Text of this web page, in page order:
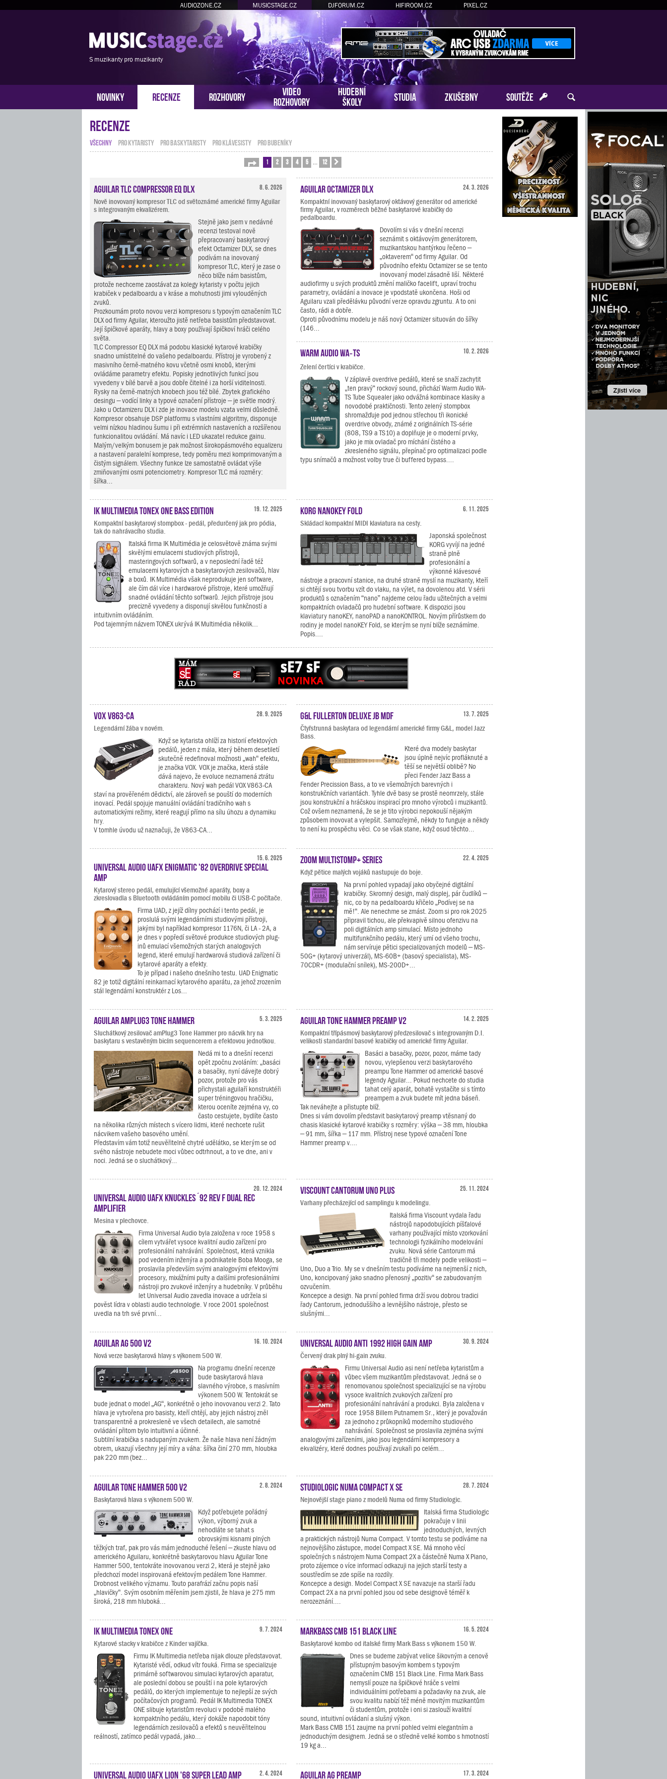
AUDIOZONE.CZ MUSICSTAGE.CZ DJFORUM.CZ HIFIROOM.CZ PIXEL.CZ
S muzikanty pro muzikanty
NOVINKY RECENZE ROZHOVORY
VIDEO
ROZHOVORY
HUDEBNÍ
ŠKOLY
STUDIA ZKUŠEBNY SOUTĚŽE
Recenze
VŠECHNY PRO KYTARISTY PRO BASKYTARISTY PRO KLÁVESISTY PRO BUBENÍKY
Stránka 1z 12
1 2 3 4 5 12
8. 6. 2026
Aguilar TLC Compressor EQ DLX
Nově inovovaný kompresor TLC od světoznámé americké firmy Aguilar
s integrovaným ekvalizérem.
Stejně jako jsem v nedávné
recenzi testoval nově
přepracovaný baskytarový
efekt Octamizer DLX, se dnes
podívám na inovovaný
kompresor TLC, který je zase o
něco blíže nám basistům,
protože nechceme zaostávat za kolegy kytaristy v počtu jejich
krabiček v pedalboardu a v kráse a mohutnosti jimi vylouděných
zvuků.
Prozkoumám proto novou verzi kompresoru s typovým označením TLC
DLX od firmy Aguilar, kteroužto jistě netřeba basistům představovat.
Její špičkové aparáty, hlavy a boxy používají špičkoví hráči celého
světa.
TLC Compressor EQ DLX má podobu klasické kytarové krabičky
snadno umístitelné do vašeho pedalboardu. Přístroj je vyrobený z
masivního černě-matného kovu včetně osmi knobů, kterými
ovládáme parametry efektu. Popisky jednotlivých funkcí jsou
vyvedeny v bílé barvě a jsou dobře čitelné i za horší viditelnosti.
Rysky na černě-matných knobech jsou též bílé. Zbytek grafického
desingu – vodící linky a typové označení přístroje – je světle modrý.
Jako u Octamizeru DLX i zde je inovace modelu vzata velmi důsledně.
Kompresor obsahuje DSP platformu s vlastními algoritmy, disponuje
velmi nízkou hladinou šumu i při extrémních nastaveních a rozšířenou
funkcionalitou ovládání. Má navíc i LED ukazatel redukce gainu.
Malým/velkým bonusem je pak možnost širokopásmového equalizeru
a nastavení paralelní komprese, tedy poměru mezi komprimovaným a
čistým signálem. Všechny funkce lze samostatně ovládat výše
zmiňovanými osmi potenciometry. Kompresor TLC má rozměry:
šířka...
24. 3. 2026
Aguilar Octamizer DLX
Kompaktní inovovaný baskytarový oktávový generátor od americké
firmy Aguilar, v rozměrech běžné baskytarové krabičky do
pedalboardu.
Dovolím si vás v dnešní recenzi
seznámit s oktávovým generátorem,
muzikantskou hantýrkou řečeno –
„oktaverem“ od firmy Aguilar. Od
původního efektu Octamizer se se tento
inovovaný model zásadně liší. Některé
audiofirmy u svých produktů změní maličko facelift, upraví trochu
parametry, ovládání a inovace je vpodstatě ukončena. Hoši od
Aguilaru vzali předělávku původní verze opravdu zgruntu. A to oni
často, rádi a dobře.
Oproti původnímu modelu je náš nový Octamizer situován do šířky
(146...
10. 2. 2026
Warm Audio WA‑TS
Zelení čertíci v krabičce.
V záplavě overdrive pedálů, které se snaží zachytit
„ten pravý“ rockový sound, přichází Warm Audio WA-
TS Tube Squealer jako odvážná kombinace klasiky a
novodobé praktičnosti. Tento zelený stompbox
shromažďuje pod jednou střechou tři ikonické
overdrive obvody, známé z originálních TS-série
(808, TS9 a TS10) a doplňuje je o moderní prvky,
jako je mix ovladač pro míchání čistého a
zkresleného signálu, přepínač pro optimalizaci podle
typu snímačů a možnost volby true či buffered bypass....
19. 12. 2025
IK Multimedia TONEX ONE Bass Edition
Kompaktní baskytarový stompbox - pedál, předurčený jak pro pódia,
tak do nahrávacího studia.
Italská firma IK Multimédia je celosvětově známa svými
skvělými emulacemi studiových přístrojů,
masteringových softwarů, a v neposlední řadě též
emulacemi kytarových a baskytarových zesilovačů, hlav
a boxů. IK Multimédia však neprodukuje jen software,
ale čím dál více i hardwarové přístroje, které umožňují
snadné ovládání těchto softwarů. Jejich přístroje jsou
precizně vyvedeny a disponují skvělou funkčností a
intuitivním ovládáním.
Pod tajemným názvem TONEX ukrývá IK Multimédia několik...
6. 11. 2025
KORG nanoKEY Fold
Skládací kompaktní MIDI klaviatura na cesty.
Japonská společnost
KORG vyvíjí na jedné
straně plně
profesionální a
výkonné klávesové
nástroje a pracovní stanice, na druhé straně myslí na muzikanty, kteří
si chtějí svou tvorbu vzít do vlaku, na výlet, na dovolenou atd. V sérii
produktů s označením “nano” najdeme celou řadu užitečných a velmi
kompaktních ovladačů pro hudební software. K dispozici jsou
klaviatury nanoKEY, nanoPAD a nanoKONTROL. Novým přírůstkem do
rodiny je model nanoKEY Fold, se kterým se nyní blíže seznámíme.
Popis....
28. 9. 2025
VOX V863-CA
Legendární žába v novém.
Když se kytarista ohlíží za historií efektových
pedálů, jeden z mála, který během desetiletí
skutečně redefinoval možnosti „wah“ efektu,
je značka VOX. VOX je značka, která stále
dává najevo, že evoluce neznamená ztrátu
charakteru. Nový wah pedál VOX V863-CA
staví na prověřeném dědictví, ale zároveň se pouští do moderních
inovací. Pedál spojuje manuální ovládání tradičního wah s
automatickými režimy, které reagují přímo na sílu úhozu a dynamiku
hry.
V tomhle úvodu už naznačuji, že V863-CA...
13. 7. 2025
G&L Fullerton Deluxe JB MDF
Čtyřstrunná baskytara od legendární americké firmy G&L, model Jazz
Bass.
Které dva modely baskytar
jsou úplně nejvíc profláknuté a
těší se největší oblibě? No
přeci Fender Jazz Bass a
Fender Precission Bass, a to ve všemožných barevných i
konstrukčních variantách. Tyhle dvě basy se prostě neomrzely, stále
jsou konstrukční a hráčskou inspirací pro mnoho výrobců i muzikantů.
Což ovšem neznamená, že se je tito výrobci nepokouší nějakým
způsobem inovovat a vylepšit. Samozřejmě, někdy to funguje a někdy
to není ku prospěchu věci. Co se však stane, když osud těchto...
15. 6. 2025
Universal Audio UAFX Enigmatic '82 Overdrive Special
Amp
Kytarový stereo pedál, emulující všemožné aparáty, boxy a
zkreslovadla s Bluetooth ovládáním pomocí mobilu či USB-C počítače.
Firma UAD, z jejíž dílny pochází i tento pedál, je
proslulá svými legendárními studiovými přístroji,
jakými byl například kompresor 1176N, či LA - 2A, a
je dnes v popředí světové produkce studiových plug-
inů emulací všemožných starých analogových
legend, které emulují hardwarová studiová zařízení či
kytarové aparáty a efekty.
To je případ i našeho dnešního testu. UAD Enigmatic
82 je totiž digitální reinkarnací kytarového aparátu, za jehož zrozením
stál legendární konstruktér z Los...
22. 4. 2025
Zoom MultiStomp+ Series
Když pětice malých vojáků nastupuje do boje.
Na první pohled vypadají jako obyčejné digitální
krabičky. Skromný design, malý displej, pár čudlíků –
nic, co by na pedalboardu křičelo „Podívej se na
mě!“. Ale nenechme se zmást. Zoom si pro rok 2025
připravil tichou, ale překvapivě silnou ofenzivu na
poli digitálních amp simulací. Místo jednoho
multifunkčního pedálu, který umí od všeho trochu,
nám servíruje pětici specializovaných modelů – MS-
50G+ (kytarový univerzál), MS-60B+ (basový specialista), MS-
70CDR+ (modulační snílek), MS-200D+...
5. 3. 2025
Aguilar amPlug3 Tone Hammer
Sluchátkový zesilovač amPlug3 Tone Hammer pro nácvik hry na
baskytaru s vestavěným bicím sequencerem a efektovou jednotkou.
Nedá mi to a dnešní recenzi
opět zpočnu zvoláním: „basáci
a basačky, nyní dávejte dobrý
pozor, protože pro vás
přichystali aguilaří konstruktéři
super tréningovou hračičku,
kterou oceníte zejména vy, co
často cestujete, bydlíte často
na několika různých místech s vícero lidmi, které nechcete rušit
nácvikem vašeho basového umění.
Představím vám totiž neuvěřitelně chytré udělátko, se kterým se od
svého nástroje nebudete moci vůbec odtrhnout, a to ve dne, ani v
noci. Jedná se o sluchátkový...
14. 2. 2025
Aguilar Tone Hammer Preamp V2
Kompaktní třípásmový baskytarový předzesilovač s integrovaným D.I.
velikosti standardní basové krabičky od americké firmy Aguilar.
Basáci a basačky, pozor, pozor, máme tady
novou, vylepšenou verzi baskytarového
preampu Tone Hammer od americké basové
legendy Aguilar... Pokud nechcete do studia
tahat celý aparát, bohatě vystačíte si s tímto
preampem a zvuk budete mít jedna báseň.
Tak neváhejte a přistupte blíž.
Dnes si vám dovolím představit baskytarový preamp vtěsnaný do
chasis klasické kytarové krabičky s rozměry: výška – 38 mm, hloubka
– 91 mm, šířka – 117 mm. Přístroj nese typové označení Tone
Hammer preamp v....
20. 12. 2024
Universal Audio UAFX Knuckles ´92 Rev F Dual Rec
Amplifier
Mesina v plechovce.
Firma Universal Audio byla založena v roce 1958 s
cílem vytvářet vysoce kvalitní audio zařízení pro
profesionální nahrávání. Společnost, která vznikla
pod vedením inženýra a podnikatele Boba Mooga, se
proslavila především svými analogovými efektovými
procesory, mixážními pulty a dalšími profesionálními
nástroji pro zvukové inženýry a hudebníky. V průběhu
let Universal Audio zavedla inovace a udržela si
pověst lídra v oblasti audio technologie. V roce 2001 společnost
uvedla na trh své první...
25. 11. 2024
Viscount Cantorum Uno Plus
Varhany přecházející od samplingu k modelingu.
Italská firma Viscount vydala řadu
nástrojů napodobujících píšťalové
varhany používající místo vzorkování
technologii fyzikálního modelování
zvuku. Nová série Cantorum má
tradičně tři modely podle velikosti –
Uno, Duo a Trio. My se v dnešním testu podíváme na nejmenší z nich,
Uno, koncipovaný jako snadno přenosný „pozitiv“ se zabudovaným
ozvučením.
Koncepce a design. Na první pohled firma drží svou dobrou tradici
řady Cantorum, jednoduššího a levnějšího nástroje, přesto se
slušnými...
16. 10. 2024
Aguilar AG 500 V2
Nová verze baskytarová hlavy s výkonem 500 W.
Na programu dnešní recenze
bude baskytarová hlava
slavného výrobce, s masívním
výkonem 500 W. Tentokrát se
bude jednat o model „AG“, konkrétně o jeho inovovanou verzi 2. Tato
hlava je vytvořena pro basisty, kteří chtějí, aby jejich nástroj zněl
transparentně a prokresleně ve všech detailech, ale samotné
ovládání přitom bylo intuitivní a účinné.
Subtilní krabička s nadupaným zvukem. Že naše hlava není žádným
obrem, ukazují všechny její míry a váha: šířka činí 270 mm, hloubka
pak 220 mm (bez...
30. 9. 2024
Universal Audio ANTI 1992 High Gain Amp
Červený drak plný hi-gain zvuku.
Firmu Universal Audio asi není netřeba kytaristům a
vůbec všem muzikantům představovat. Jedná se o
renomovanou společnost specializující se na výrobu
vysoce kvalitních zvukových zařízení pro
profesionální nahrávání a produkci. Byla založena v
roce 1958 Billem Putnamem Sr., který je považován
za jednoho z průkopníků moderního studiového
nahrávání. Společnost se proslavila zejména svými
analogovými zařízeními, jako jsou legendární kompresory a
ekvalizéry, které dodnes používají zvukaři po celém...
2. 8. 2024
Aguilar Tone Hammer 500 V2
Baskytarová hlava s výkonem 500 W.
Když potřebujete pořádný
výkon, výborný zvuk a
nehodláte se tahat s
obrovskými kisnami plných
těžkých traf, pak pro vás mám jednoduché řešení – zkuste hlavu od
amerického Aguilaru, konkrétně baskytarovou hlavu Aguilar Tone
Hammer 500, tentokráte inovovanou verzi 2, která je stejně jako
předchozí model inspirovaná efektovým pedálem Tone Hammer.
Drobnost velikého významu. Touto parafrází začnu popis naší
„hlavičky“. Svým osobním měřením jsem zjistil, že hlava je 275 mm
široká, 218 mm hluboká...
28. 7. 2024
Studiologic Numa Compact X SE
Nejnovější stage piano z modelů Numa od firmy Studiologic.
Italská firma Studiologic
pokračuje v linii
jednoduchých, levných
a praktických nástrojů Numa Compact. V tomto testu se podíváme na
nejnovějšího zástupce, model Compact X SE. Má mnoho věcí
společných s nástrojem Numa Compact 2X a částečně Numa X Piano,
proto zájemce o více informací odkazuji na jejich starší testy a
soustředím se zde spíše na rozdíly.
Koncepce a design. Model Compact X SE navazuje na starší řadu
Compact 2X a na první pohled jsou od sebe designově téměř k
nerozeznání....
9. 7. 2024
IK Multimedia TONEX ONE
Kytarové stacky v krabičce z Kinder vajíčka.
Firmu IK Multimedia netřeba nijak dlouze představovat.
Kytaristé vědí, odkud vítr fouká. Firma se specializuje
primárně softwarovou simulaci kytarových aparatur,
ale poslední dobou se pouští i na pole kytarových
pedálů, do kterých implementuje to nejlepší ze svých
počítačových programů. Pedál IK Multimedia TONEX
ONE slibuje kytaristům revoluci v podobě malého
kompaktního pedálu, který dokáže napodobit tóny
legendárních zesilovačů a efektů s neuvěřitelnou
reálností, zatímco pedál vypadá, jako...
16. 5. 2024
Markbass CMB 151 Black Line
Baskytarové kombo od italské firmy Mark Bass s výkonem 150 W.
Dnes se budeme zabývat velice šikovným a cenově
přístupným basovým kombem s typovým
označením CMB 151 Black Line. Firma Mark Bass
nemyslí pouze na špičkové hráče s velmi
individuálními potřebami a požadavky na zvuk, ale
svou kvalitu nabízí též méně movitým muzikantům
či studentům, protože i oni si zaslouží kvalitní
sound, intuitivní ovládaní a slušný výkon.
Mark Bass CMB 151 zaujme na první pohled velmi elegantním a
jednoduchým designem. Jedná se o středně velké kombo s hmotností
19 kg a...
2. 4. 2024
Universal Audio UAFX Lion '68 Super Lead Amp 17. 3. 2024
Aguilar AG Preamp